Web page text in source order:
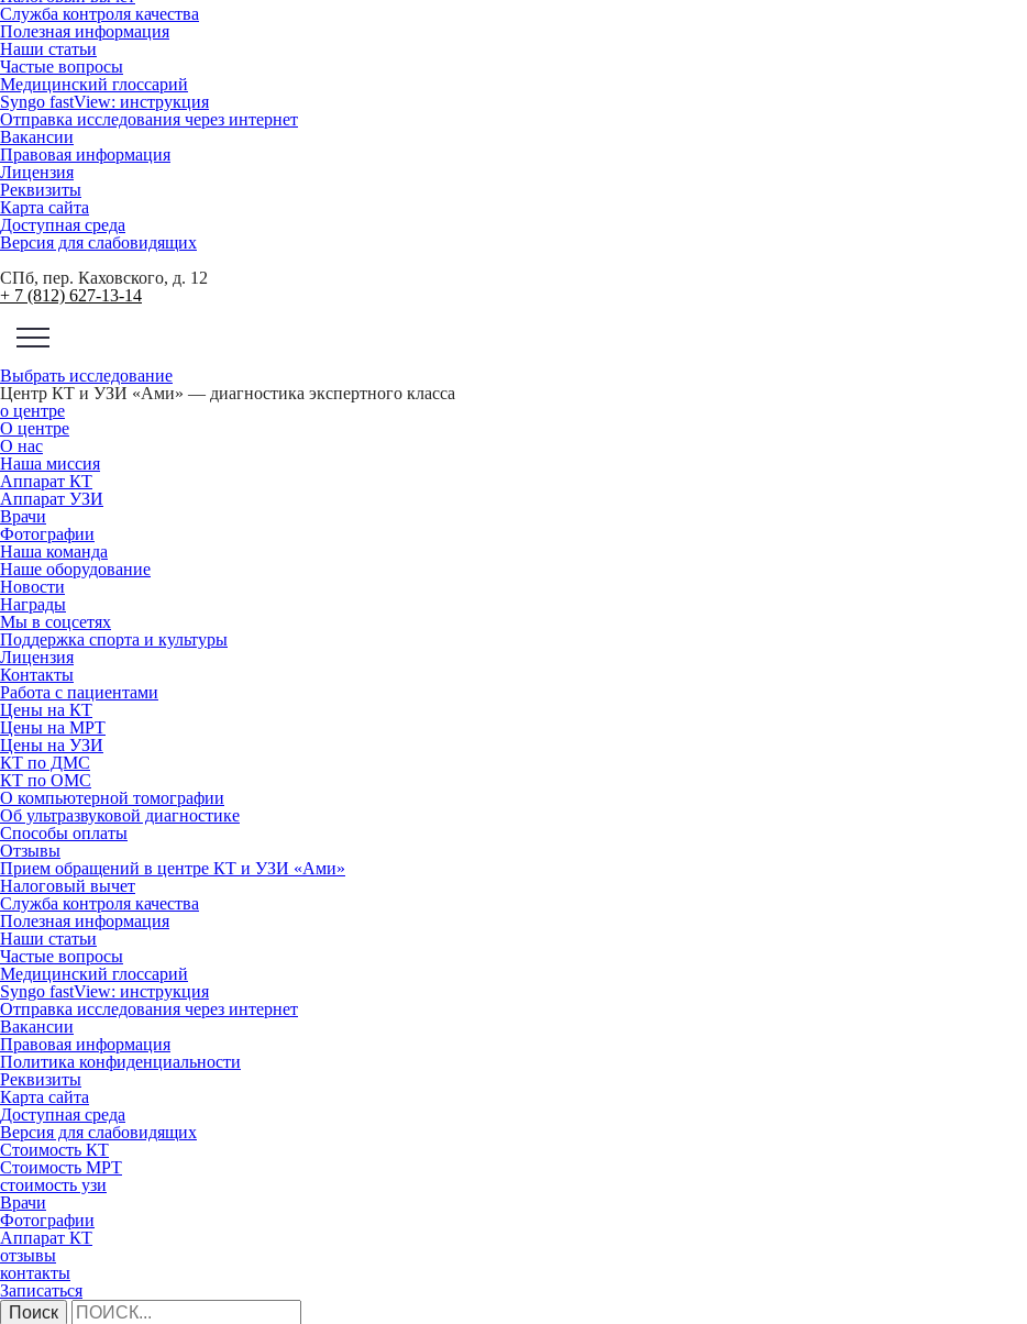
Служба контроля качества
Полезная информация
Наши статьи
Частые вопросы
Медицинский глоссарий
Syngo fastView: инструкция
Отправка исследования через интернет
Вакансии
Правовая информация
Лицензия
Реквизиты
Карта сайта
Доступная среда
Версия для слабовидящих
СПб, пер. Каховского, д. 12
+ 7 (812) 627-13-14
Выбрать исследование
Центр КТ и УЗИ «Ами» — диагностика экспертного класса
о центре
О центре
О нас
Наша миссия
Аппарат КТ
Аппарат УЗИ
Врачи
Фотографии
Наша команда
Наше оборудование
Новости
Награды
Мы в соцсетях
Поддержка спорта и культуры
Лицензия
Контакты
Работа с пациентами
Цены на КТ
Цены на МРТ
Цены на УЗИ
КТ по ДМС
КТ по ОМС
О компьютерной томографии
Об ультразвуковой диагностике
Способы оплаты
Отзывы
Прием обращений в центре КТ и УЗИ «Ами»
Налоговый вычет
Служба контроля качества
Полезная информация
Наши статьи
Частые вопросы
Медицинский глоссарий
Syngo fastView: инструкция
Отправка исследования через интернет
Вакансии
Правовая информация
Политика конфиденциальности
Реквизиты
Карта сайта
Доступная среда
Версия для слабовидящих
Стоимость КТ
Стоимость МРТ
стоимость узи
Врачи
Фотографии
Аппарат КТ
отзывы
контакты
Записаться
Поиск